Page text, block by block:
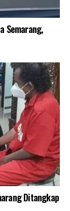
Semarang,
Ditangkap